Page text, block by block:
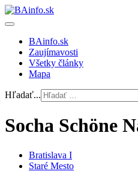
BAinfo.sk
Zaujímavosti
Všetky články
Mapa
Hľadať...
Socha Schöne
Bratislava I
Staré Mesto